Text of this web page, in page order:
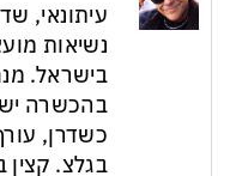
עיתונאי,
נשיאות
בהכשרה
כשדרן,
בגלצ. קצין